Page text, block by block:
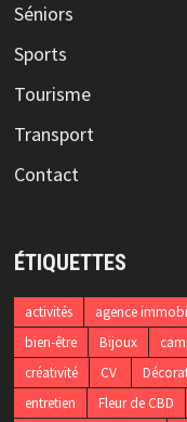
Séniors
Sports
Tourisme
Transport
Contact
ÉTIQUETTES
activités agence
bien-être
Bijoux
créativité
CV
entretien
Fleur de CBD